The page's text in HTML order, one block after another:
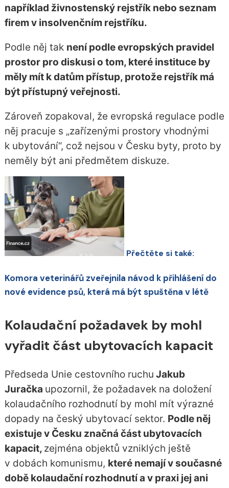
například živnostenský rejstřík nebo seznam
firem v insolvenčním rejstříku.
Podle něj tak není podle evropských pravidel
prostor pro diskusi o tom, které instituce by
měly mít k datům přístup, protože rejstřík má
být přístupný veřejnosti.
Zároveň zopakoval, že evropská regulace podle
něj pracuje s „zařízenými prostory vhodnými
k ubytování“, což nejsou v Česku byty, proto by
neměly být ani předmětem diskuze.
Přečtěte si také:
Komora veterinářů zveřejnila návod k přihlášení do
nové evidence psů, která má být spuštěna v létě
Kolaudační požadavek by mohl
vyřadit část ubytovacích kapacit
Předseda Unie cestovního ruchu Jakub
Juračka upozornil, že požadavek na doložení
kolaudačního rozhodnutí by mohl mít výrazné
dopady na český ubytovací sektor. Podle něj
existuje v Česku značná část ubytovacích
kapacit, zejména objektů vzniklých ještě
v dobách komunismu, které nemají v současné
době kolaudační rozhodnutí a v praxi jej ani